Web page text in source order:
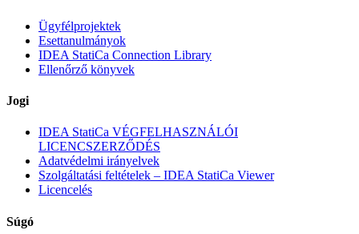
Ügyfélprojektek
Esettanulmányok
IDEA StatiCa Connection Library
Ellenőrző könyvek
Jogi
IDEA StatiCa VÉGFELHASZNÁLÓI
LICENCSZERZŐDÉS
Adatvédelmi irányelvek
Szolgáltatási feltételek – IDEA StatiCa Viewer
Licencelés
Súgó